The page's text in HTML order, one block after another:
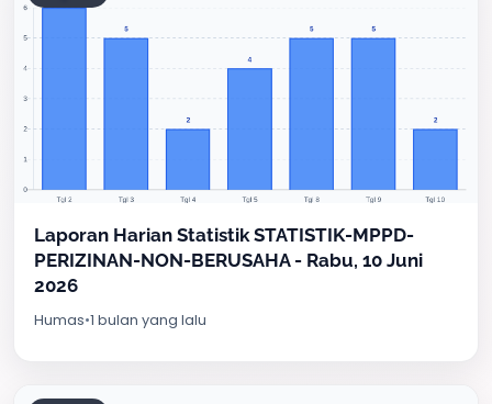
Laporan Harian Statistik STATISTIK-MPPD-
PERIZINAN-NON-BERUSAHA - Rabu, 10 Juni
2026
Humas•1 bulan yang lalu